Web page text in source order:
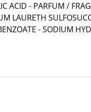
ACID - PARFUM /
LAURETH
- SODIUM